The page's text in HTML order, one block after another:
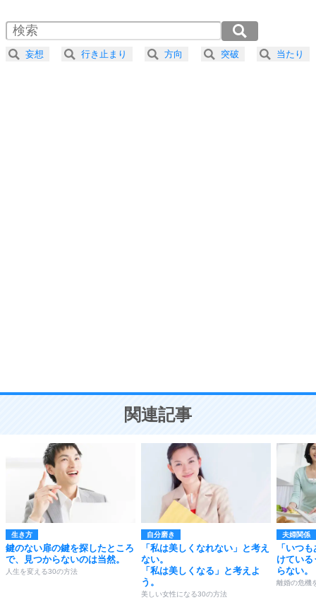
4 器の大きい人は、怒りを優しさで表現する。
ことが大切。
2.0倍速 （333KB 1分24秒）
2.5倍速 （266KB 1分7秒）
3.0倍速 （222KB 56秒）
妄想 行き止まり 方向 突破 当たり
関連記事
生き方
鍵のない扉の鍵を探したところ
で、見つからないのは当然。
人生を変える30の方法
自分磨き
「私は美しくなれない」と考え
ない。
「私は美しくなる」と考えよ
う。
美しい女性になる30の方法
夫婦関係
「いつ
けてい
らない。
離婚の危機